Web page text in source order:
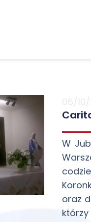
W
oraz